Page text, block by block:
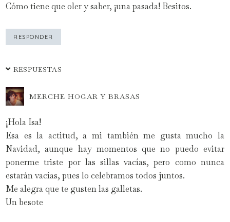
Cómo tiene que oler y saber, ¡una pasada! Besitos.
RESPONDER
RESPUESTAS
MERCHE HOGAR Y BRASAS
¡Hola Isa!
Esa es la actitud, a mi también me gusta mucho la
Navidad, aunque hay momentos que no puedo evitar
ponerme triste por las sillas vacías, pero como nunca
estarán vacías, pues lo celebramos todos juntos.
Me alegra que te gusten las galletas.
Un besote